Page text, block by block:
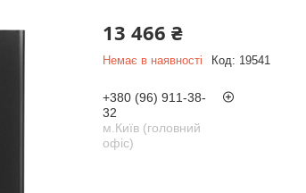
13 466 ₴
Немає в наявності Код: 19541
+380 (96) 911-38-
32
м.Київ (головний
офіс)